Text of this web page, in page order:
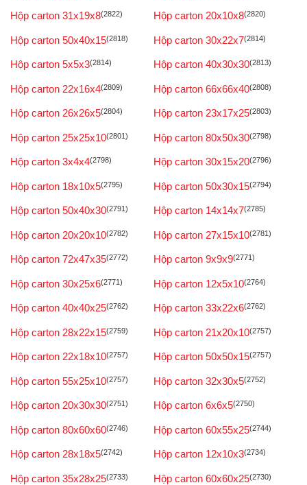
Hộp carton 31x19x8(2822) Hộp carton 20x10x8(2820)
Hộp carton 50x40x15(2818) Hộp carton 30x22x7(2814)
Hộp carton 5x5x3(2814) Hộp carton 40x30x30(2813)
Hộp carton 22x16x4(2809) Hộp carton 66x66x40(2808)
Hộp carton 26x26x5(2804) Hộp carton 23x17x25(2803)
Hộp carton 25x25x10(2801) Hộp carton 80x50x30(2798)
Hộp carton 3x4x4(2798) Hộp carton 30x15x20(2796)
Hộp carton 18x10x5(2795) Hộp carton 50x30x15(2794)
Hộp carton 50x40x30(2791) Hộp carton 14x14x7(2785)
Hộp carton 20x20x10(2782) Hộp carton 27x15x10(2781)
Hộp carton 72x47x35(2772) Hộp carton 9x9x9(2771)
Hộp carton 30x25x6(2771) Hộp carton 12x5x10(2764)
Hộp carton 40x40x25(2762) Hộp carton 33x22x6(2762)
Hộp carton 28x22x15(2759) Hộp carton 21x20x10(2757)
Hộp carton 22x18x10(2757) Hộp carton 50x50x15(2757)
Hộp carton 55x25x10(2757) Hộp carton 32x30x5(2752)
Hộp carton 20x30x30(2751) Hộp carton 6x6x5(2750)
Hộp carton 80x60x60(2746) Hộp carton 60x55x25(2744)
Hộp carton 28x18x5(2742) Hộp carton 12x10x3(2734)
Hộp carton 35x28x25(2733) Hộp carton 60x60x25(2730)